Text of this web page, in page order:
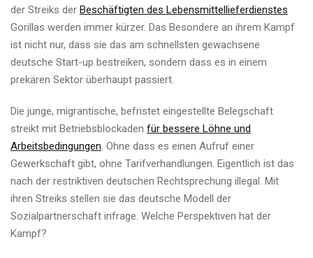
der Streiks der Beschäftigten des Lebensmittellieferdienstes
Gorillas werden immer kürzer. Das Besondere an ihrem Kampf
ist nicht nur, dass sie das am schnellsten gewachsene
deutsche Start-up bestreiken, sondern dass es in einem
prekären Sektor überhaupt passiert.
Die junge, migrantische, befristet eingestellte Belegschaft
streikt mit Betriebsblockaden für bessere Löhne und
Arbeitsbedingungen. Ohne dass es einen Aufruf einer
Gewerkschaft gibt, ohne Tarifverhandlungen. Eigentlich ist das
nach der restriktiven deutschen Rechtsprechung illegal. Mit
ihren Streiks stellen sie das deutsche Modell der
Sozialpartnerschaft infrage. Welche Perspektiven hat der
Kampf?